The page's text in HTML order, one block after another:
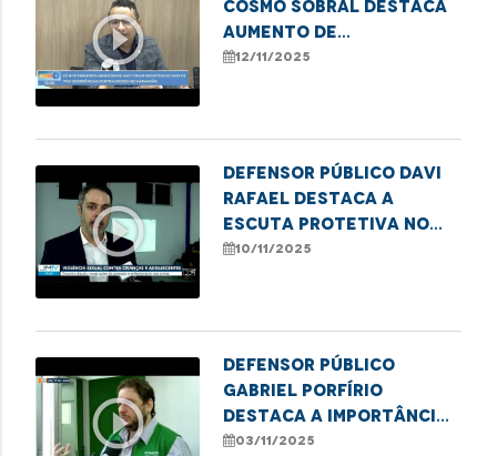
play_circle_outline
Cosmo Sobral destaca
aumento de
atendimentos por
12/11/2025
play_circle_outline
Defensor Público Davi
Rafael destaca a
escuta protetiva no
combate à violência
10/11/2025
play_circle_outline
Defensor público
Gabriel Porfírio
destaca a importância
da Semana Nacional da
03/11/2025